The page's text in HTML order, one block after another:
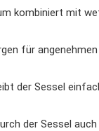
kombiniert mit
für
der Sessel
der Sessel